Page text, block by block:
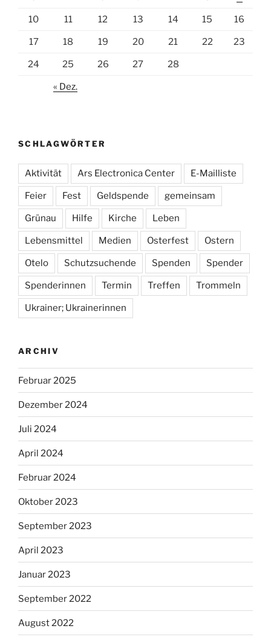
10 11 12 13 14 15 16
17 18 19 20 21 22 23
24 25 26 27 28
« Dez.
SCHLAGWÖRTER
Aktivität Ars Electronica Center E-Mailliste
Feier Fest Geldspende gemeinsam
Grünau Hilfe Kirche Leben
Lebensmittel Medien Osterfest Ostern
Otelo Schutzsuchende Spenden Spender
Spenderinnen Termin Treffen Trommeln
Ukrainer; Ukrainerinnen
ARCHIV
Februar 2025
Dezember 2024
Juli 2024
April 2024
Februar 2024
Oktober 2023
September 2023
April 2023
Januar 2023
September 2022
August 2022